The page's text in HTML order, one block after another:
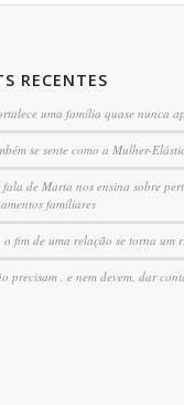
RECENTES
uma família quase nunca
se sente como a Mulher-
de Marta nos ensina sobre
familiares
o fim de uma relação se torna um
precisam , e nem devem, dar